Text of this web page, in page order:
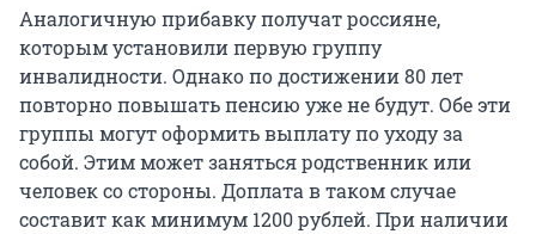
Аналогичную прибавку получат россияне,
которым установили первую группу
инвалидности. Однако по достижении 80 лет
повторно повышать пенсию уже не будут. Обе эти
группы могут оформить выплату по уходу за
собой. Этим может заняться родственник или
человек со стороны. Доплата в таком случае
составит как минимум 1200 рублей. При наличии